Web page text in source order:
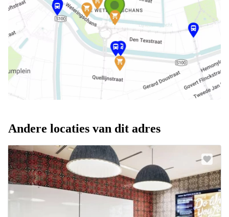
Andere locaties van dit adres